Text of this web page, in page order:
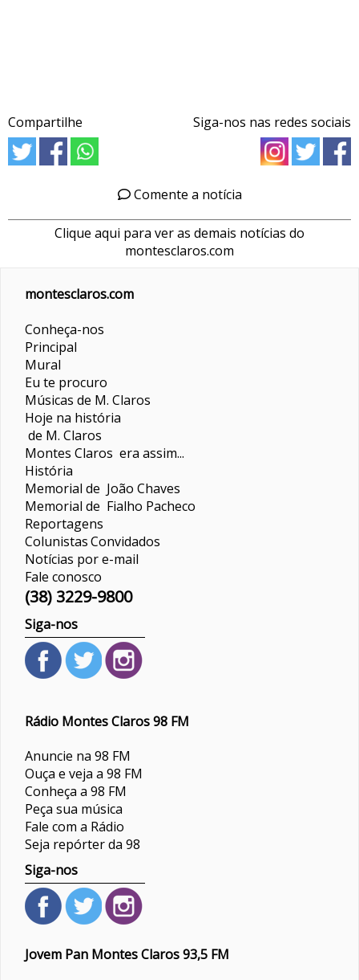
Compartilhe Siga-nos nas redes sociais
Comente a notícia
Clique aqui para ver as demais notícias do
montesclaros.com
montesclaros.com
Conheça-nos
Principal
Mural
Eu te procuro
Músicas de M. Claros
Hoje na história
de M. Claros
Montes Claros era assim...
História
Memorial de João Chaves
Memorial de Fialho Pacheco
Reportagens
ColunistasConvidados
Notícias por e-mail
Fale conosco
(38) 3229-9800
Siga-nos
Rádio Montes Claros 98 FM
Anuncie na 98 FM
Ouça e veja a 98 FM
Conheça a 98 FM
Peça sua música
Fale com a Rádio
Seja repórter da 98
Siga-nos
Jovem Pan Montes Claros 93,5 FM